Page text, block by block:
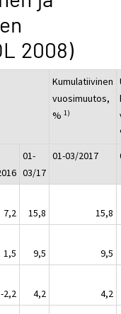
2008)
Kumulatiivinen
vuosimuutos,
% 1)
01-
03/17
01-03/2017
7,2 15,8
15,8
1,5 9,5
9,5
-2,2 4,2
4,2